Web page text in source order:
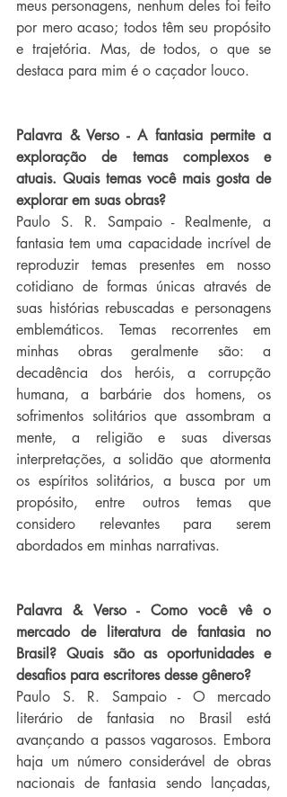
meus personagens, nenhum deles foi feito
por mero acaso; todos têm seu propósito
e trajetória. Mas, de todos, o que se
destaca para mim é o caçador louco.
Palavra & Verso - A fantasia permite a
exploração de temas complexos e
atuais. Quais temas você mais gosta de
explorar em suas obras?
Paulo S. R. Sampaio - Realmente, a
fantasia tem uma capacidade incrível de
reproduzir temas presentes em nosso
cotidiano de formas únicas através de
suas histórias rebuscadas e personagens
emblemáticos. Temas recorrentes em
minhas obras geralmente são: a
decadência dos heróis, a corrupção
humana, a barbárie dos homens, os
sofrimentos solitários que assombram a
mente, a religião e suas diversas
interpretações, a solidão que atormenta
os espíritos solitários, a busca por um
propósito, entre outros temas que
considero relevantes para serem
abordados em minhas narrativas.
Palavra & Verso - Como você vê o
mercado de literatura de fantasia no
Brasil? Quais são as oportunidades e
desafios para escritores desse gênero?
Paulo S. R. Sampaio - O mercado
literário de fantasia no Brasil está
avançando a passos vagarosos. Embora
haja um número considerável de obras
nacionais de fantasia sendo lançadas,